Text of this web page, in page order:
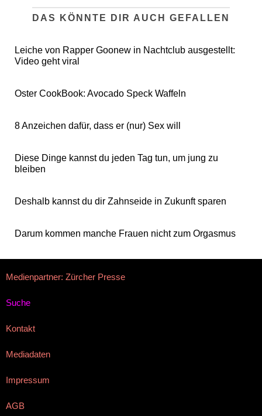
DAS KÖNNTE DIR AUCH GEFALLEN
Leiche von Rapper Goonew in Nachtclub ausgestellt:
Video geht viral
Oster CookBook: Avocado Speck Waffeln
8 Anzeichen dafür, dass er (nur) Sex will
Diese Dinge kannst du jeden Tag tun, um jung zu
bleiben
Deshalb kannst du dir Zahnseide in Zukunft sparen
Darum kommen manche Frauen nicht zum Orgasmus
Medienpartner: Zürcher Presse
Suche
Kontakt
Mediadaten
Impressum
AGB